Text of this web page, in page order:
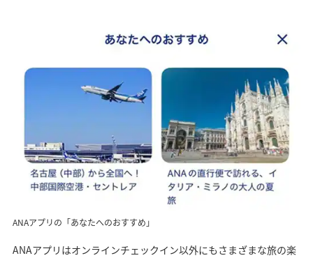
ANAアプリの「あなたへのおすすめ」
ANAアプリはオンラインチェックイン以外にもさまざまな旅の楽